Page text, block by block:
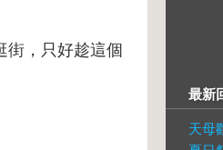
街，只好趁這個
最新
天母